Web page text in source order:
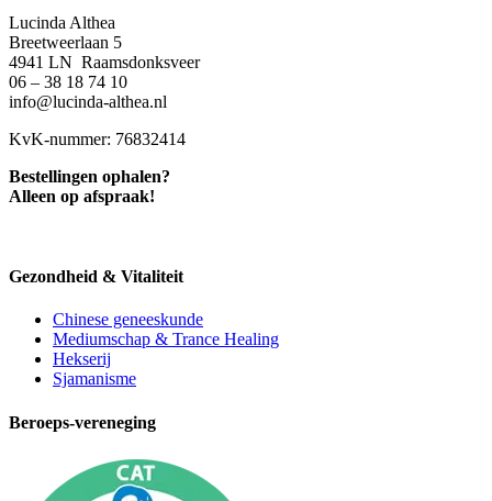
Lucinda Althea
Breetweerlaan 5
4941 LN Raamsdonksveer
06 – 38 18 74 10
info@lucinda-althea.nl
KvK-nummer: 76832414
Bestellingen ophalen?
Alleen op afspraak!
Gezondheid & Vitaliteit
Chinese geneeskunde
Mediumschap & Trance Healing
Hekserij
Sjamanisme
Beroeps-vereneging